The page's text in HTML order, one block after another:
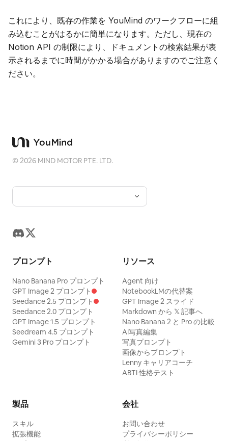
これにより、既存の作業を YouMind のワークフローに組
み込むことがはるかに簡単になります。ただし、現在の
Notion API の制限により、ドキュメントの検索結果が表
示されるまでに時間がかかる場合がありますのでご注意く
ださい。
©2026 MIND MOTOR PTE. LTD.
プロンプト
Nano Banana Pro プロンプト
GPT Image 2 プロンプト
Seedance 2.5 プロンプト
Seedance 2.0 プロンプト
GPT Image 1.5 プロンプト
Seedream 4.5 プロンプト
Gemini 3 Pro プロンプト
リソース
Agent 向け
NotebookLMの代替案
GPT Image 2 スライド
Markdown から 𝕏 記事へ
Nano Banana 2 と Pro の比較
AI写真編集
写真プロンプト
画像からプロンプト
Lenny キャリアコーチ
ABTI 性格テスト
製品
スキル
拡張機能
会社
お問い合わせ
プライバシーポリシー